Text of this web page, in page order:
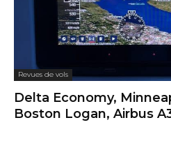
Revues de vols
Delta Economy,
Boston Logan, Airbus